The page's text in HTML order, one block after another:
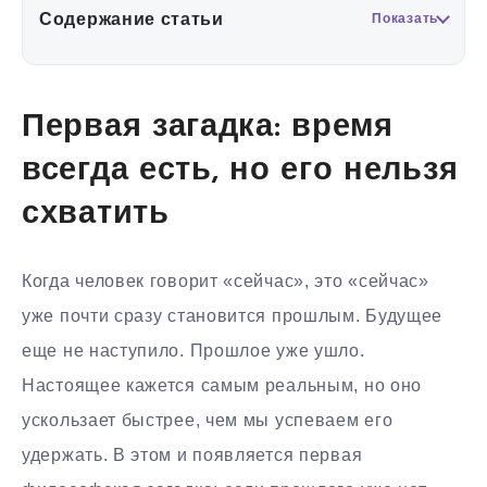
Содержание статьи Показать
Первая загадка: время
всегда есть, но его нельзя
схватить
Когда человек говорит «сейчас», это «сейчас»
уже почти сразу становится прошлым. Будущее
еще не наступило. Прошлое уже ушло.
Настоящее кажется самым реальным, но оно
ускользает быстрее, чем мы успеваем его
удержать. В этом и появляется первая